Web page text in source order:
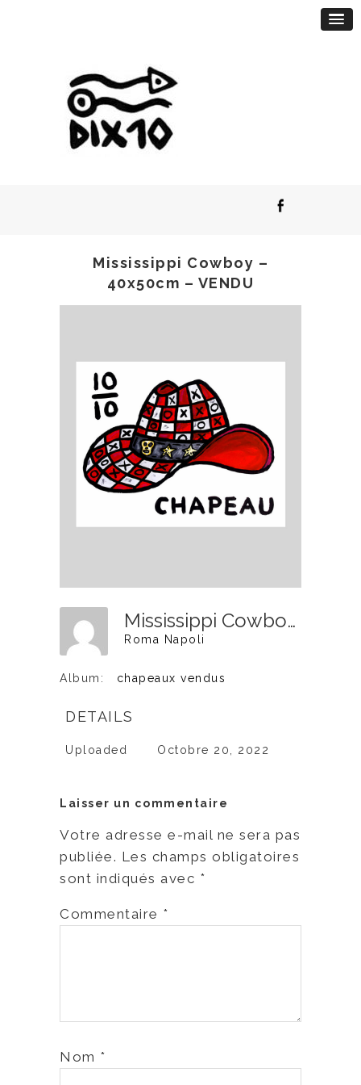
Mississippi Cowboy –
40x50cm – VENDU
Mississippi Cowboy - 40x50cm - VENDU
Roma Napoli
Album: chapeaux vendus
DETAILS
Uploaded Octobre 20, 2022
Laisser un commentaire
Votre adresse e-mail ne sera pas
publiée. Les champs obligatoires
sont indiqués avec *
Commentaire *
Nom *